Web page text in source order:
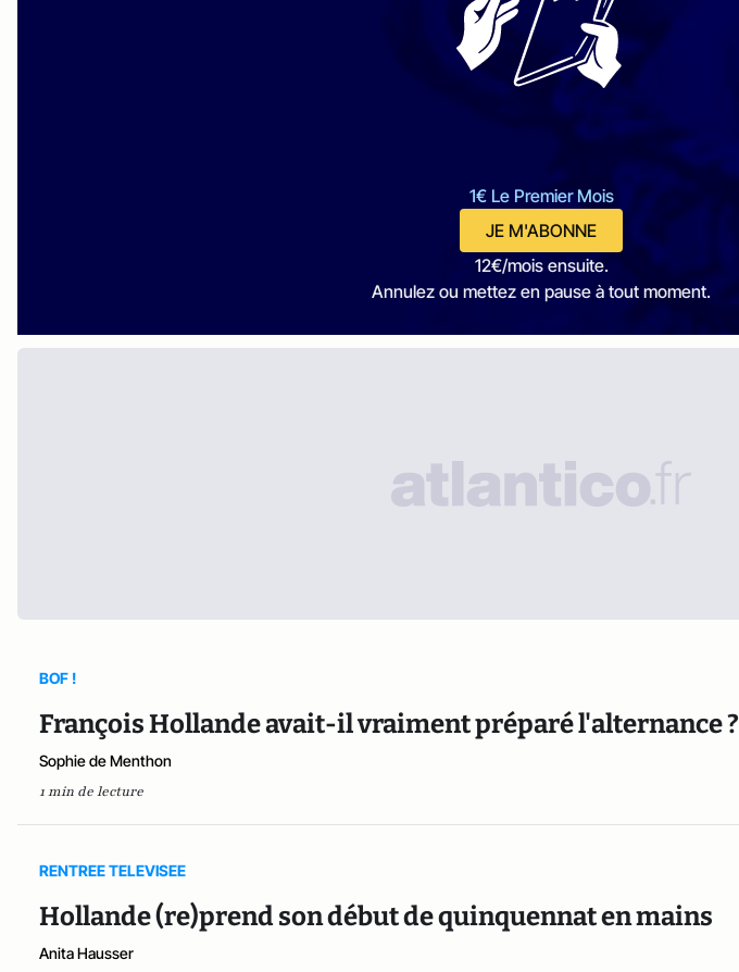
1€ Le Premier Mois
JE M'ABONNE
12€/mois ensuite.
Annulez ou mettez en pause à tout moment.
BOF !
François Hollande avait-il vraiment préparé l'alternance ?
Sophie de Menthon
1 min de lecture
RENTREE TELEVISEE
Hollande (re)prend son début de quinquennat en mains
Anita Hausser